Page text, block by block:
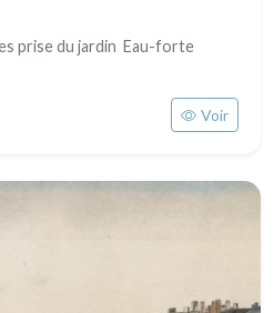
prise du jardin Eau-forte
Voir